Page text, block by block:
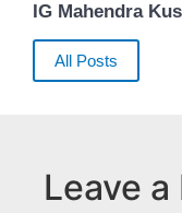
IG Mahendra
All Posts
Leave a